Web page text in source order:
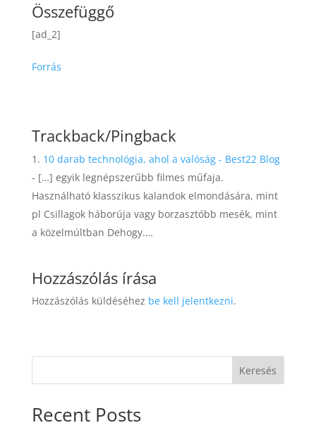
Összefüggő
[ad_2]
Forrás
Trackback/Pingback
10 darab technológia, ahol a valóság - Best22 Blog
- […] egyik legnépszerűbb filmes műfaja.
Használható klasszikus kalandok elmondására, mint
pl Csillagok háborúja vagy borzasztóbb mesék, mint
a közelmúltban Dehogy.…
Hozzászólás írása
Hozzászólás küldéséhez be kell jelentkezni.
Keresés
Recent Posts